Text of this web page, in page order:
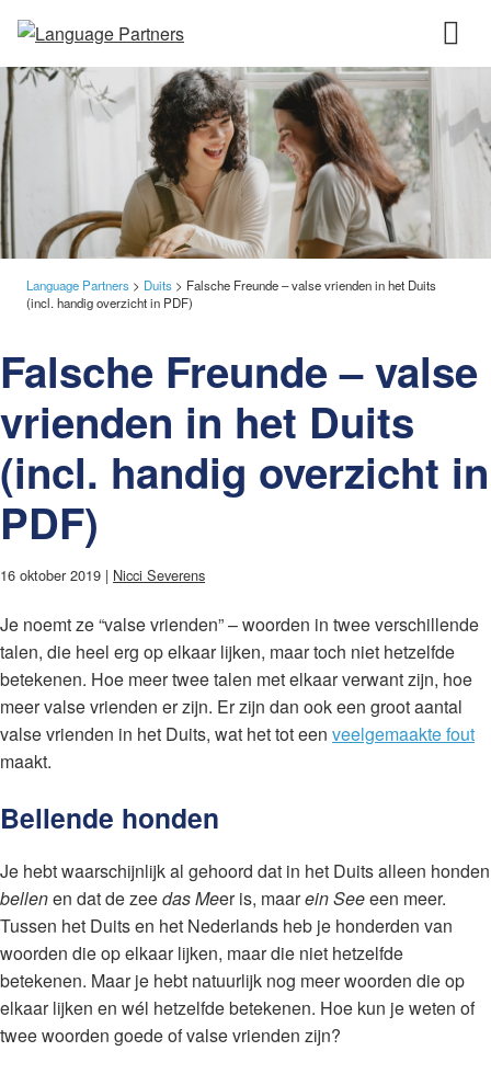
Language Partners > Duits > Falsche Freunde – valse vrienden in het Duits
(incl. handig overzicht in PDF)
Falsche Freunde – valse
vrienden in het Duits
(incl. handig overzicht in
PDF)
16 oktober 2019 | Nicci Severens
Je noemt ze “valse vrienden” – woorden in twee verschillende
talen, die heel erg op elkaar lijken, maar toch niet hetzelfde
betekenen. Hoe meer twee talen met elkaar verwant zijn, hoe
meer valse vrienden er zijn. Er zijn dan ook een groot aantal
valse vrienden in het Duits, wat het tot een veelgemaakte fout
maakt.
Bellende honden
Je hebt waarschijnlijk al gehoord dat in het Duits alleen honden
bellenen dat de zeedas Meer is, maarein Seeeen meer.
Tussen het Duits en het Nederlands heb je honderden van
woorden die op elkaar lijken, maar die niet hetzelfde
betekenen. Maar je hebt natuurlijk nog meer woorden die op
elkaar lijken en wél hetzelfde betekenen. Hoe kun je weten of
twee woorden goede of valse vrienden zijn?